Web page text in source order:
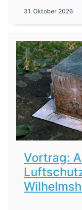
31. Oktober 2026
Vortrag: